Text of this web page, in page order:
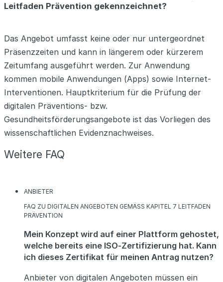
Leitfaden Prävention gekennzeichnet?
Das Angebot umfasst keine oder nur untergeordnet
Präsenzzeiten und kann in längerem oder kürzerem
Zeitumfang ausgeführt werden. Zur Anwendung
kommen mobile Anwendungen (Apps) sowie Internet-
Interventionen. Hauptkriterium für die Prüfung der
digitalen Präventions- bzw.
Gesundheitsförderungsangebote ist das Vorliegen des
wissenschaftlichen Evidenznachweises.
Weitere FAQ
KATEGORIEN
ANBIETER
KATEGORIEN
FAQ ZU DIGITALEN ANGEBOTEN GEMÄSS KAPITEL 7 LEITFADEN P
RÄVENTION
Mein Konzept wird auf einer Plattform gehostet,
welche bereits eine ISO-Zertifizierung hat. Kann
ich dieses Zertifikat für meinen Antrag nutzen?
Anbieter von digitalen Angeboten müssen ein